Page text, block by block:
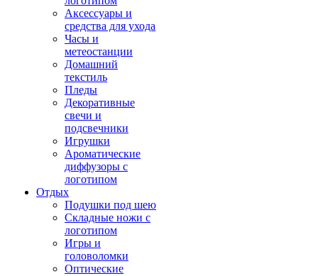
Аксессуары и
средства для ухода
Часы и
метеостанции
Домашний
текстиль
Пледы
Декоративные
свечи и
подсвечники
Игрушки
Ароматические
диффузоры с
логотипом
Отдых
Подушки под шею
Складные ножи с
логотипом
Игры и
головоломки
Оптические